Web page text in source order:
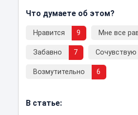
Что думаете об этом?
Нравится 9 Мне все
Забавно 7 Сочувствую
Возмутительно 6
В статье: